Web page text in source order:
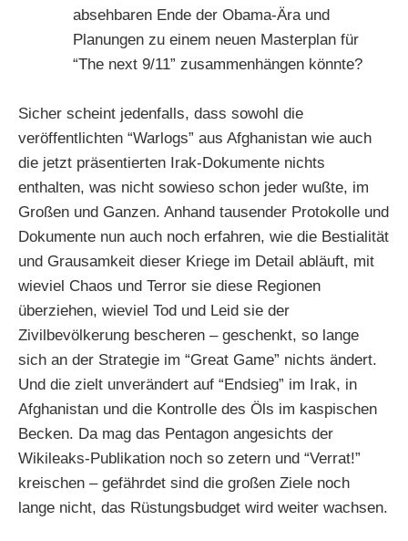
absehbaren Ende der Obama-Ära und
Planungen zu einem neuen Masterplan für
“The next 9/11” zusammenhängen könnte?
Sicher scheint jedenfalls, dass sowohl die
veröffentlichten “Warlogs” aus Afghanistan wie auch
die jetzt präsentierten Irak-Dokumente nichts
enthalten, was nicht sowieso schon jeder wußte, im
Großen und Ganzen. Anhand tausender Protokolle und
Dokumente nun auch noch erfahren, wie die Bestialität
und Grausamkeit dieser Kriege im Detail abläuft, mit
wieviel Chaos und Terror sie diese Regionen
überziehen, wieviel Tod und Leid sie der
Zivilbevölkerung bescheren – geschenkt, so lange
sich an der Strategie im “Great Game” nichts ändert.
Und die zielt unverändert auf “Endsieg” im Irak, in
Afghanistan und die Kontrolle des Öls im kaspischen
Becken. Da mag das Pentagon angesichts der
Wikileaks-Publikation noch so zetern und “Verrat!”
kreischen – gefährdet sind die großen Ziele noch
lange nicht, das Rüstungsbudget wird weiter wachsen.